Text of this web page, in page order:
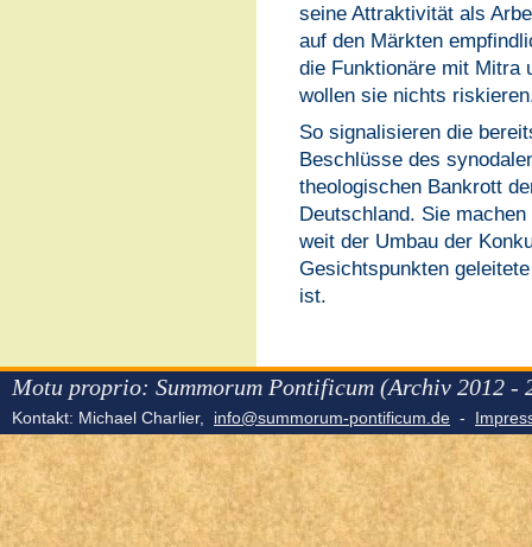
seine Attraktivität als
auf den Märkten
die Funktionäre mit Mitra
wollen sie nichts
So signalisieren die
Beschlüsse des
theologischen Bankrott
Deutschland. Sie
weit der Umbau der
Gesichtspunkten
ist.
Motu proprio: Summorum Pontificum (Archiv 2012 -
Kontakt: Michael Charlier, info@summorum-pontificum.de -